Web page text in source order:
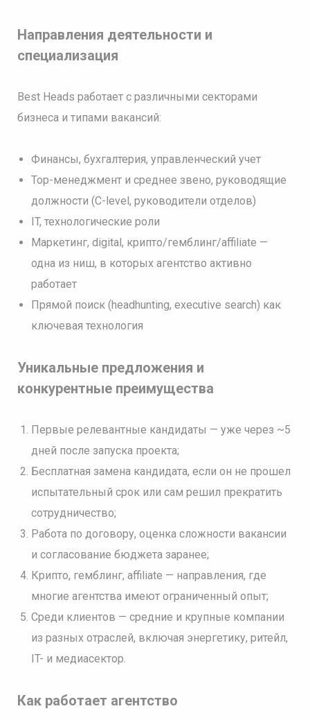
Направления деятельности и
специализация
Best Heads работает с различными секторами
бизнеса и типами вакансий:
Финансы, бухгалтерия, управленческий учет
Top-менеджмент и среднее звено, руководящие
должности (C-level, руководители отделов)
IT, технологические роли
Маркетинг, digital, крипто/гемблинг/affiliate —
одна из ниш, в которых агентство активно
работает
Прямой поиск (headhunting, executive search) как
ключевая технология
Уникальные предложения и
конкурентные преимущества
Первые релевантные кандидаты — уже через ~5
дней после запуска проекта;
Бесплатная замена кандидата, если он не прошел
испытательный срок или сам решил прекратить
сотрудничество;
Работа по договору, оценка сложности вакансии
и согласование бюджета заранее;
Крипто, гемблинг, affiliate — направления, где
многие агентства имеют ограниченный опыт;
Среди клиентов — средние и крупные компании
из разных отраслей, включая энергетику, ритейл,
IT- и медиасектор.
Как работает агентство